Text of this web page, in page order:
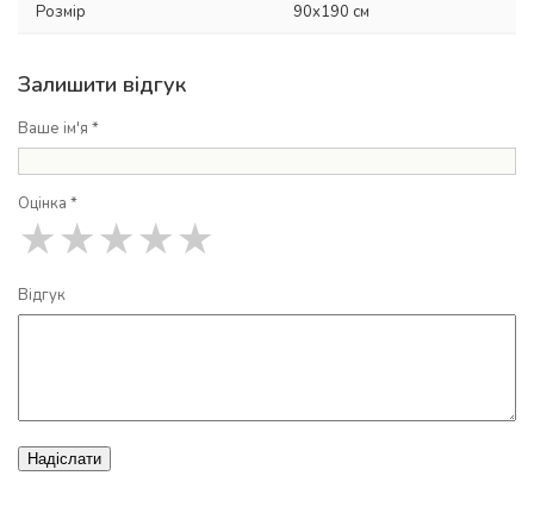
Розмір
90x190 см
Залишити відгук
Ваше ім'я *
Оцінка *
★
★
★
★
★
Відгук
Надіслати